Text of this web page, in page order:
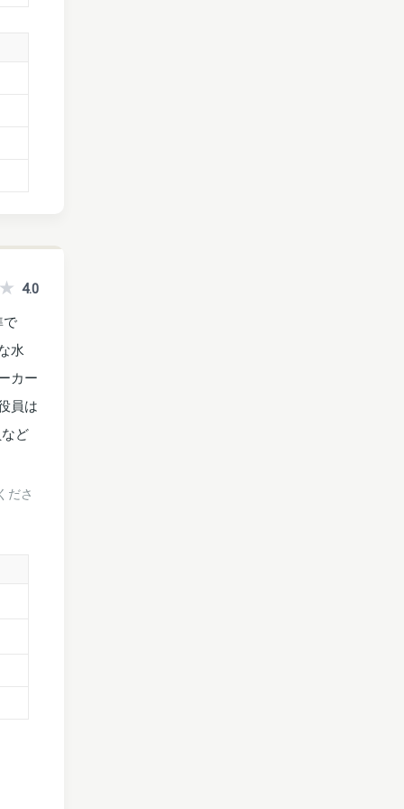
4.0
で
水
カー
員は
ど
ださ